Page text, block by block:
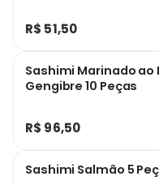
R$ 51,50
Sashimi Marinado ao
Gengibre 10 Peças
R$ 96,50
Sashimi Salmão 5